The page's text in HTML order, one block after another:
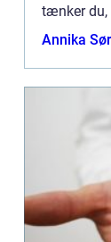
tænker du,
brugte bil
Annika